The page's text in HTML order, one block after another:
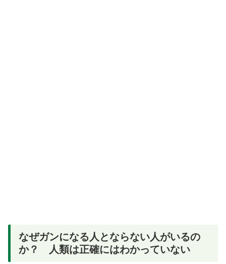
なぜガンになる人とならない人がいるの
か？ 人類は正確にはわかっていない